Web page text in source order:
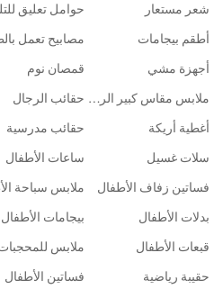
شعر مستعار
حوامل تعليق
أطقم بيجامات
أجهزة مشي
قمصان نوم
ملابس مقاس كبير الرجال حقائب الرجال
أغطية أريكة
حقائب مدرسية
سلات غسيل
ساعات الأطفال
فساتين زفاف الأطفال
ملابس سباحة
بدلات الأطفال
بيجامات الأطفال
قبعات الأطفال
ملابس
حقيبة رياضية
فساتين الأطفال